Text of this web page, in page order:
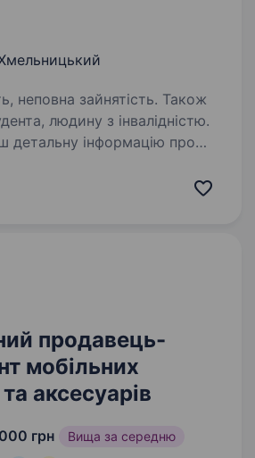
неповна зайнятість. Також
людину з інвалідністю.
детальну інформацію про
продавець-
мобільних
аксесуарів
грн Вища за середню